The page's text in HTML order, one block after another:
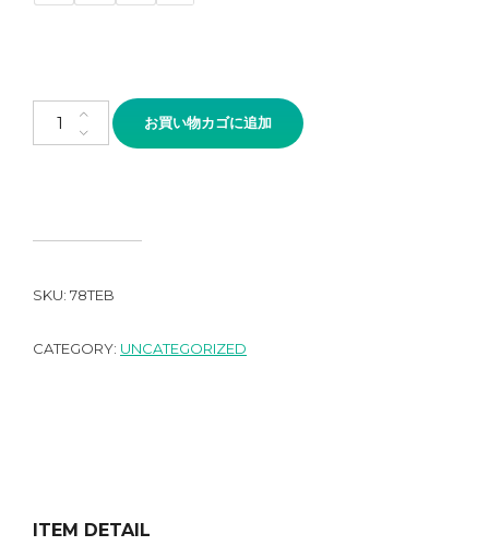
Perfection Chambray Short Pants個
お買い物カゴに追加
SKU: 78TEB
CATEGORY: UNCATEGORIZED
ITEM DETAIL